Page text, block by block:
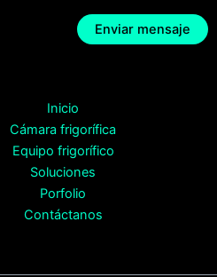
Inicio
Cámara frigorífica
Equipo frigorífico
Soluciones
Porfolio
Contáctanos